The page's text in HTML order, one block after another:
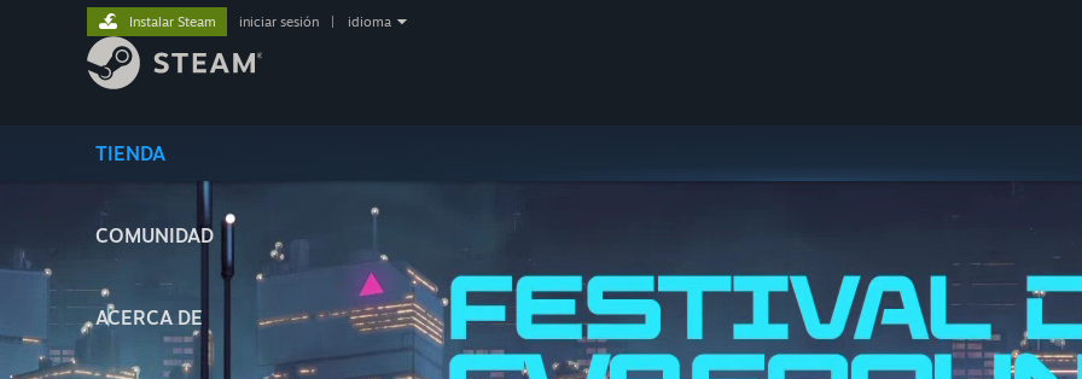
TIENDA
COMUNIDAD
ACERCA DE
Instalar Steam iniciar sesión idioma